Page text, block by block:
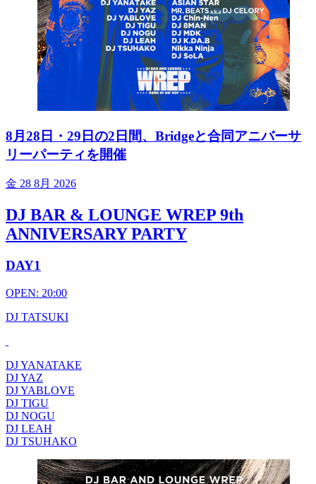
8月28日・29日の2日間、Bridgeと合同アニバーサ
リーパーティを開催
金 28 8月 2026
DJ BAR & LOUNGE WREP 9th
ANNIVERSARY PARTY
DAY1
OPEN: 20:00
DJ TATSUKI
DJ YANATAKE
DJ YAZ
DJ YABLOVE
DJ TIGU
DJ NOGU
DJ LEAH
DJ TSUHAKO